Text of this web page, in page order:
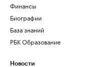
Финансы
Биографии
База знаний
РБК Образование
Новости